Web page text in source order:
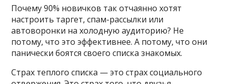
Почему 90% новичков так отчаянно хотят
настроить таргет, спам-рассылки или
автоворонки на холодную аудиторию? Не
потому, что это эффективнее. А потому, что они
панически боятся своего списка знакомых.
Страх теплого списка — это страх социального